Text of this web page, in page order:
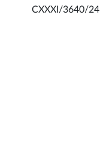
CXXXI/3640/24